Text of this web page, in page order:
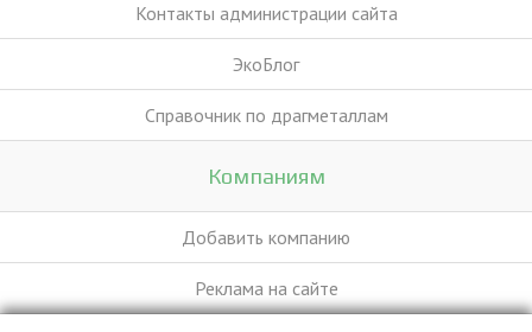
Контакты администрации сайта
ЭкоБлог
Справочник по драгметаллам
Компаниям
Добавить компанию
Реклама на сайте